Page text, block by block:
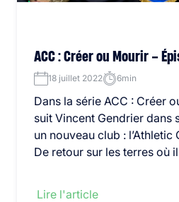
ACC : Créer ou Mourir –
18 juillet 2022 6min
Dans la série ACC : Créer
suit Vincent Gendrier dans
un nouveau club :
De retour sur les terres où
Lire l'article